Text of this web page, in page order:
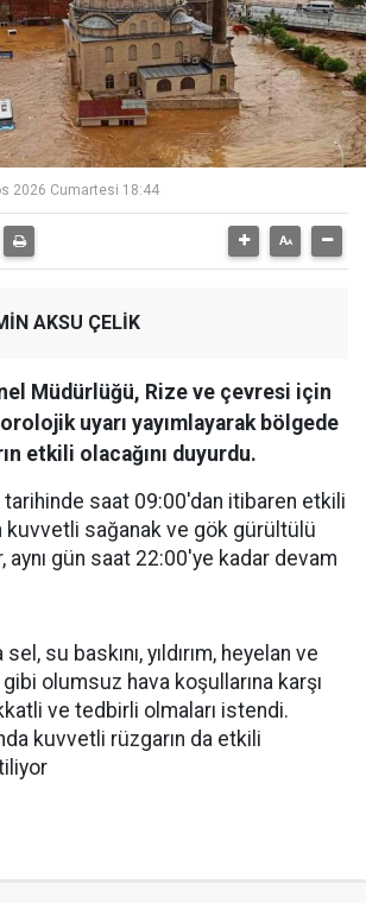
2026 Cumartesi 18:44
AKSU ÇELİK
Müdürlüğü, Rize ve çevresi için
uyarı yayımlayarak bölgede
etkili olacağını duyurdu.
saat 09:00'dan itibaren etkili
kuvvetli sağanak ve gök gürültülü
aynı gün saat 22:00'ye kadar devam
su baskını, yıldırım, heyelan ve
gibi olumsuz hava koşullarına karşı
ve tedbirli olmaları istendi.
kuvvetli rüzgarın da etkili